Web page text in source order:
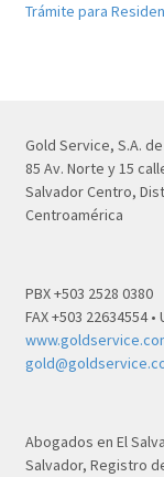
Trámite para
Gold Service, S.A. de
85 Av. Norte y 15
Salvador Centro,
Centroamérica
PBX +503 2528 0380
FAX +503 22634554 •
Abogados en El
Salvador, Registro